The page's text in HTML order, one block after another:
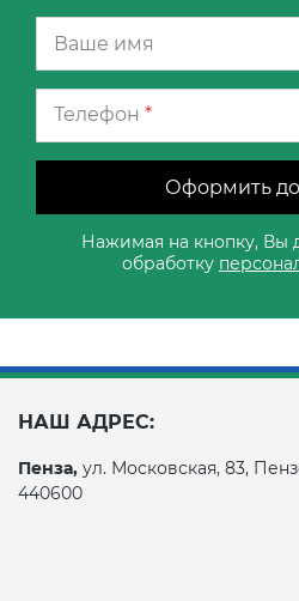
Телефон *
Оформить
Нажимая на кнопку, Вы
обработку
НАШ АДРЕС:
Пенза, ул. Московская, 83,
440600